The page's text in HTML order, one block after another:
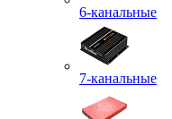
6-канальные
7-канальные